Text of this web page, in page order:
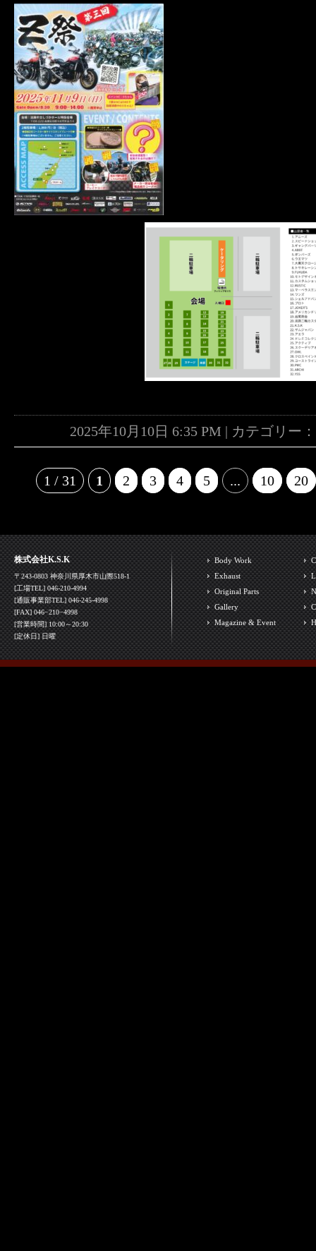
2025年10月10日 6:35 PM | カテゴリー
1 / 31 1 2 3 4 5 ... 10 20
株式会社K.S.K
〒243-0803 神奈川県厚木市山際518-1
[工場TEL] 046-210-4994
[通販事業部TEL] 046-245-4998
[FAX] 046−210−4998
[営業時間] 10:00～20:30
[定休日] 日曜
Body Work
Exhaust
Original Parts
Gallery
Magazine & Event